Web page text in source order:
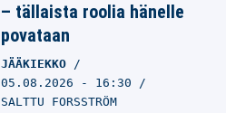
– tällaista roolia hänelle
povataan
JÄÄKIEKKO
05.08.2026 - 16:30
SALTTU FORSSTRÖM